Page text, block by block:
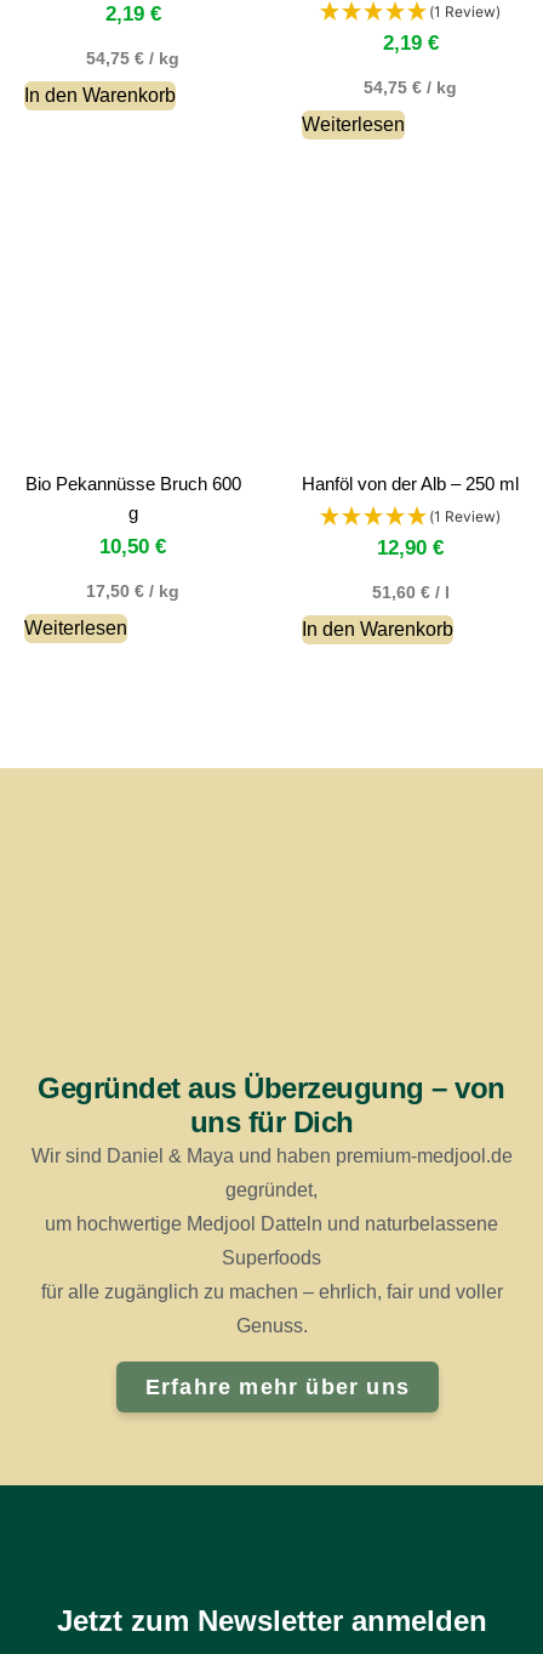
2,19 €
54,75 € / kg
In den Warenkorb
(1 Review)
2,19 €
54,75 € / kg
Weiterlesen
Bio Pekannüsse Bruch 600
g
10,50 €
17,50 € / kg
Weiterlesen
Hanföl von der Alb – 250 ml
(1 Review)
12,90 €
51,60 €/ l
In den Warenkorb
Gegründet aus Überzeugung – von
uns für Dich
Wir sind Daniel & Maya und haben premium-medjool.de
gegründet,
um hochwertige Medjool Datteln und naturbelassene
Superfoods
für alle zugänglich zu machen – ehrlich, fair und voller
Genuss.
Erfahre mehr über uns
Jetzt zum Newsletter anmelden